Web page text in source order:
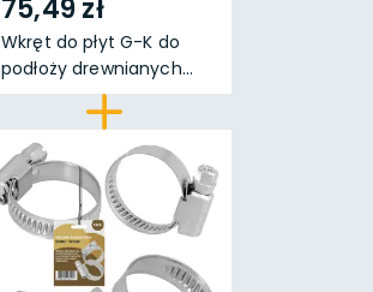
75,49 zł
Wkręt do płyt G-K do
podłoży drewnianych...